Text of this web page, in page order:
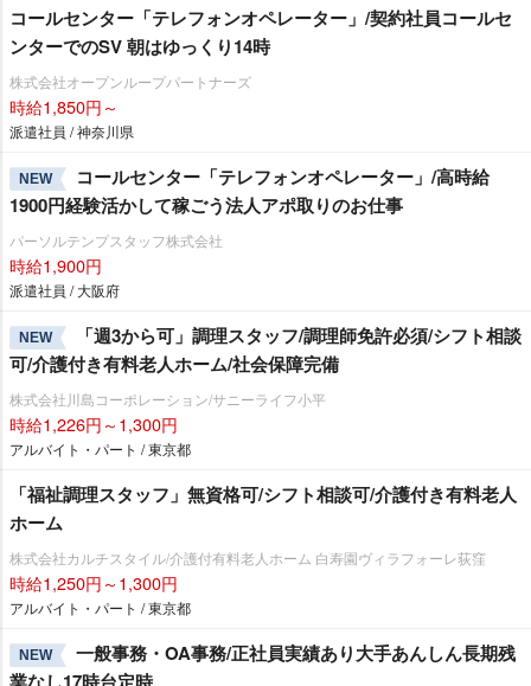
コールセンター「テレフォンオペレーター」/契約社員コールセ
ンターでのSV 朝はゆっくり14時
株式会社オープンループパートナーズ
時給1,850円～
派遣社員 / 神奈川県
NEW
コールセンター「テレフォンオペレーター」/高時給
1900円経験活かして稼ごう法人アポ取りのお仕事
パーソルテンプスタッフ株式会社
時給1,900円
派遣社員 / 大阪府
NEW
「週3から可」調理スタッフ/調理師免許必須/シフト相談
可/介護付き有料老人ホーム/社会保障完備
株式会社川島コーポレーション/サニーライフ小平
時給1,226円～1,300円
アルバイト・パート / 東京都
「福祉調理スタッフ」無資格可/シフト相談可/介護付き有料老人
ホーム
株式会社カルチスタイル/介護付有料老人ホーム 白寿園ヴィラフォーレ荻窪
時給1,250円～1,300円
アルバイト・パート / 東京都
NEW
一般事務・OA事務/正社員実績あり大手あんしん長期残